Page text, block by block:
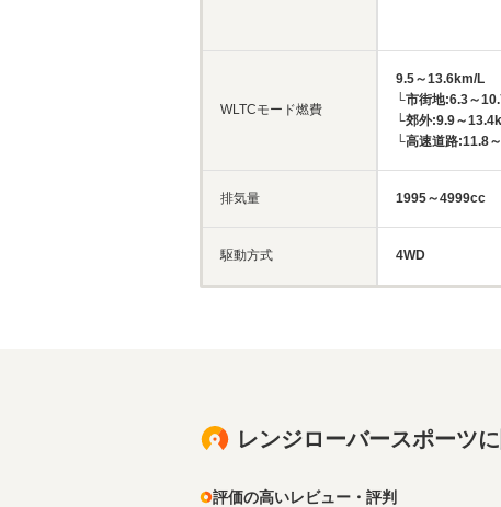
WLTCモード燃費
排気量
駆動方式
9.5～13.6km/L
└市街地:6.3～
└郊外:9.9～
└高速道路:11.8
1995～4999cc
4WD
レンジローバースポーツ
評価の高いレビュー・評判